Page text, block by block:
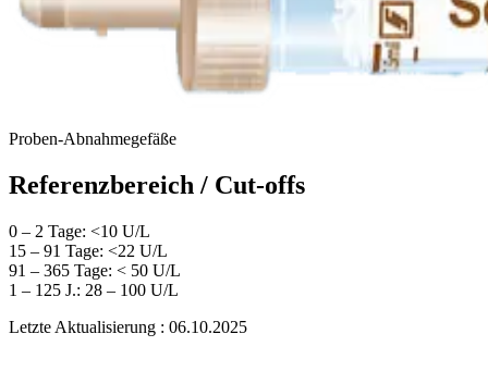
Proben-Abnahmegefäße
Referenzbereich / Cut-offs
0 – 2 Tage: <10 U/L
15 – 91 Tage: <22 U/L
91 – 365 Tage: < 50 U/L
1 – 125 J.: 28 – 100 U/L
Letzte Aktualisierung : 06.10.2025